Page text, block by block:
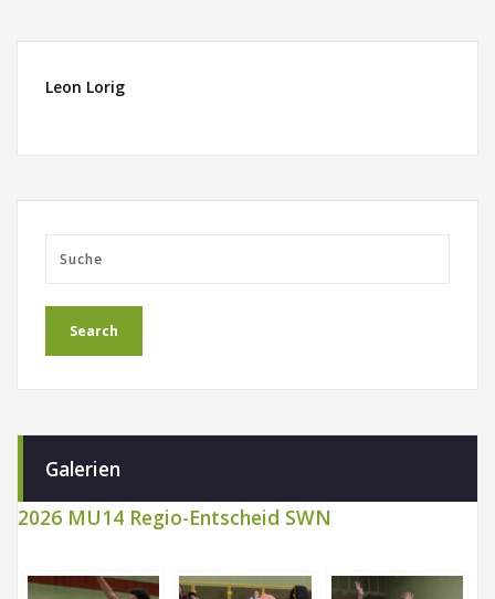
Leon Lorig
Galerien
2026 MU14 Regio-Entscheid SWN